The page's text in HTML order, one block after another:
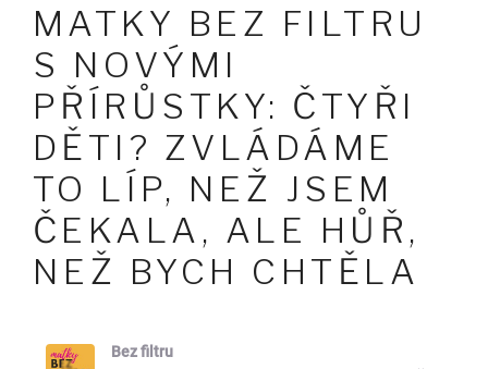
MATKY BEZ FILTRU
S NOVÝMI
PŘÍRŮSTKY: ČTYŘI
DĚTI? ZVLÁDÁME
TO LÍP, NEŽ JSEM
ČEKALA, ALE HŮŘ,
NEŽ BYCH CHTĚLA
Bez filtru